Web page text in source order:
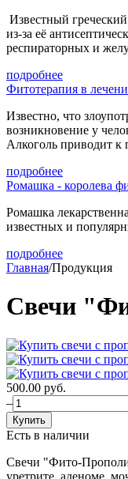
Известный
из-за её
респираторных и
подробнее
Фитотерапия в
Известно, что
возникновение у
Алкоголь приводит
подробнее
Ромашка - королева
Ромашка
известных и
подробнее
Главная/Продукция
Свечи
500.00 руб.
–
Купить
Есть в наличии
Свечи "Фито-
уретрите, аденоме,